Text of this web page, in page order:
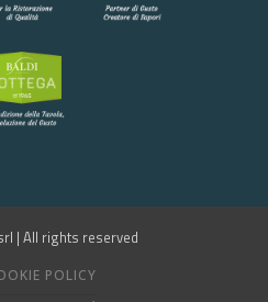
| All rights reserved
POLICY